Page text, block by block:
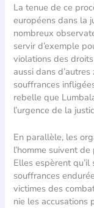
La tenue de ce
européens dans la
nombreux
servir d’exemple
violations des
aussi dans
souffrances
rebelle que
l’urgence de la
En parallèle, les
l’homme suivent
Elles espèrent
souffrances
victimes des
nie les accusations